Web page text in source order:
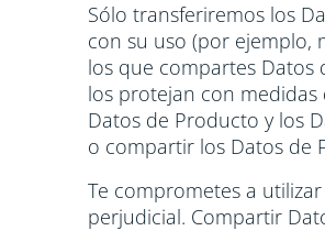
Sólo transferiremos los
con su uso (por ejemplo,
los que compartes Datos
los protejan con medidas
Datos de Producto y los
o compartir los Datos de
Te comprometes a
perjudicial. Compartir